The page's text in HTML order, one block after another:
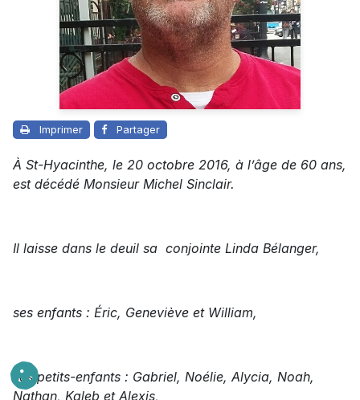
Imprimer Partager
À St-Hyacinthe, le 20 octobre 2016, à l’âge de 60 ans,
est décédé Monsieur Michel Sinclair.
Il laisse dans le deuil sa conjointe Linda Bélanger,
ses enfants : Éric, Geneviève et William,
ses petits-enfants : Gabriel, Noélie, Alycia, Noah,
Nathan, Kaleb et Alexis,